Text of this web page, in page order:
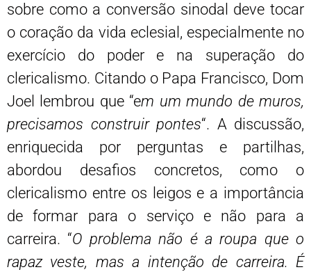
sobre como a conversão sinodal deve tocar
o coração da vida eclesial, especialmente no
exercício do poder e na superação do
clericalismo. Citando o Papa Francisco, Dom
Joel lembrou que “em um mundo de muros,
precisamos construir pontes“. A discussão,
enriquecida por perguntas e partilhas,
abordou desafios concretos, como o
clericalismo entre os leigos e a importância
de formar para o serviço e não para a
carreira. “O problema não é a roupa que o
rapaz veste, mas a intenção de carreira. É